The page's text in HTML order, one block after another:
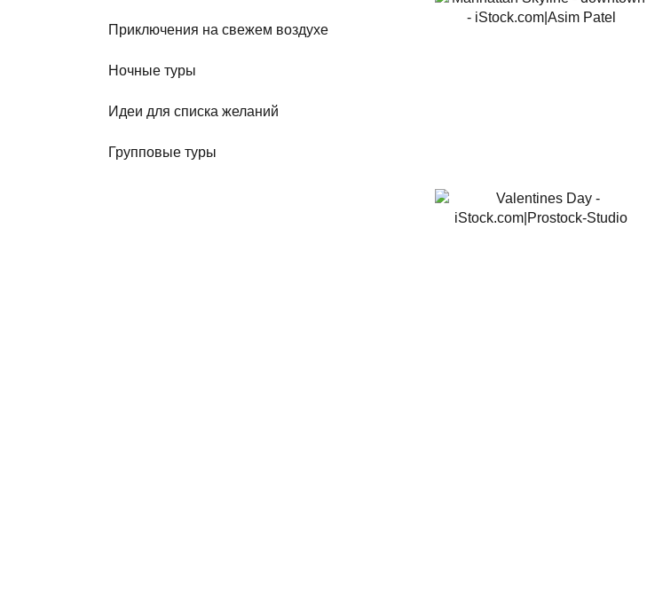
Приключения на свежем воздухе
Ночные туры
Идеи для списка желаний
Групповые туры